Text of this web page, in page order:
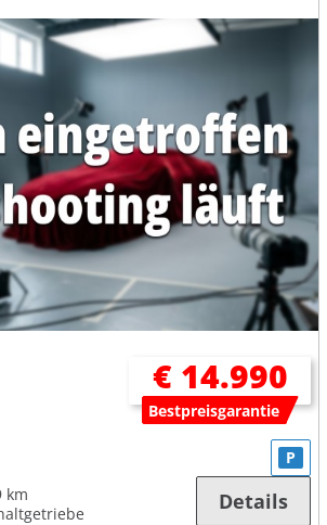
€ 14.990
Bestpreisgarantie
km
P
Details